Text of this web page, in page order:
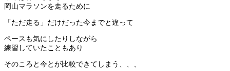
岡山マラソンを走るために
「ただ走る」だけだった今までと違って
ペースも気にしたりしながら
練習していたこともあり
そのころと今とが比較できてしまう、、、